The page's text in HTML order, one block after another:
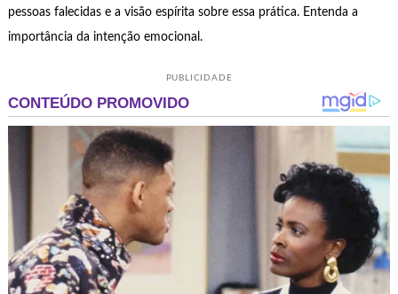
pessoas falecidas e a visão espírita sobre essa prática. Entenda a
importância da intenção emocional.
PUBLICIDADE